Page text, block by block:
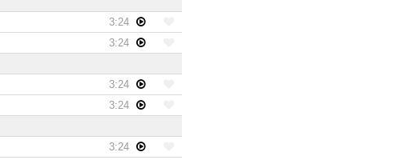
3:24
3:24
3:24
3:24
3:24